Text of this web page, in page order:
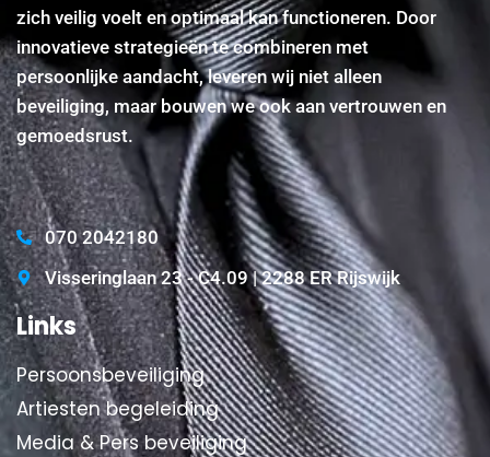
zich veilig voelt en optimaal kan functioneren. Door
innovatieve strategieën te combineren met
persoonlijke aandacht, leveren wij niet alleen
beveiliging, maar bouwen we ook aan vertrouwen en
gemoedsrust.
070 2042180
Visseringlaan 23 - C4.09 | 2288 ER Rijswijk
Links
Persoonsbeveiliging
Artiesten begeleiding
Media & Pers beveiliging